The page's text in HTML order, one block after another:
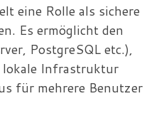
eine Rolle als sichere
Es ermöglicht den
PostgreSQL etc.),
lokale Infrastruktur
für mehrere Benutzer